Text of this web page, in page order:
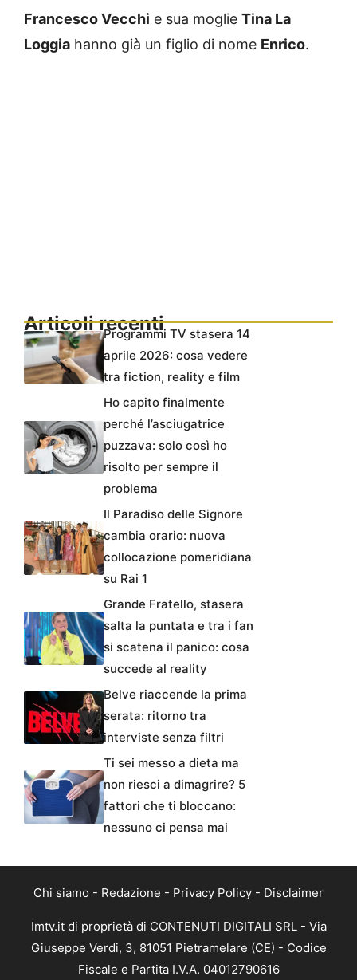
Francesco Vecchi e sua moglie Tina La
Loggia hanno già un figlio di nome Enrico.
Articoli recentiProgrammi TV stasera 14
aprile 2026: cosa vedere
tra fiction, reality e film
Ho capito finalmente
perché l’asciugatrice
puzzava: solo così ho
risolto per sempre il
problema
Il Paradiso delle Signore
cambia orario: nuova
collocazione pomeridiana
su Rai 1
Grande Fratello, stasera
salta la puntata e tra i fan
si scatena il panico: cosa
succede al reality
Belve riaccende la prima
serata: ritorno tra
interviste senza filtri
Ti sei messo a dieta ma
non riesci a dimagrire? 5
fattori che ti bloccano:
nessuno ci pensa mai
Chi siamo - Redazione - Privacy Policy - Disclaimer
Imtv.it di proprietà di CONTENUTI DIGITALI SRL - Via
Giuseppe Verdi, 3, 81051 Pietramelare (CE) - Codice
Fiscale e Partita I.V.A. 04012790616